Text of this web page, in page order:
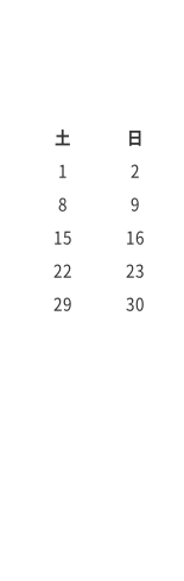
土 日
1
2
8
9
15
16
22
23
29
30